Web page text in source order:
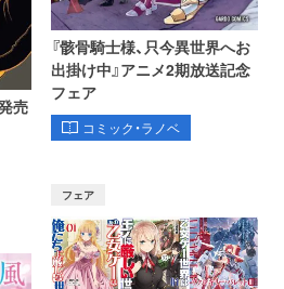
売
『骸骨騎士様、只今異世界へお
出掛け中』アニメ2期放送記念
フェア
コミック・ラノベ
フェア